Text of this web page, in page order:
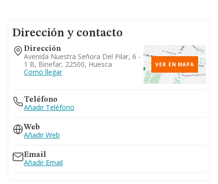
Dirección y contacto
Dirección
Avenida Nuestra Señora Del Pilar, 6 -
1 B, Binefar, 22500, Huesca
Como llegar
VER EN MAPA
Teléfono
Añadir Teléfono
Web
Añadir Web
Email
Añadir Email